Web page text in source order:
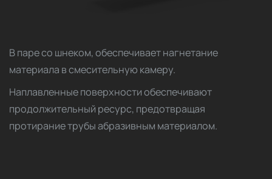
В паре со шнеком, обеспечивает нагнетание
материала в смесительную камеру.
Наплавленные поверхности обеспечивают
продолжительный ресурс, предотвращая
протирание трубы абразивным материалом.